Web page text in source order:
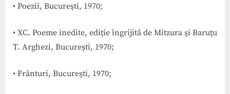
• Poezii, Bucureşti, 1970;
• XC. Poeme inedite, ediţie îngrijită de Mitzura şi Baruţu
T. Arghezi, Bucureşti, 1970;
• Frânturi, Bucureşti, 1970;